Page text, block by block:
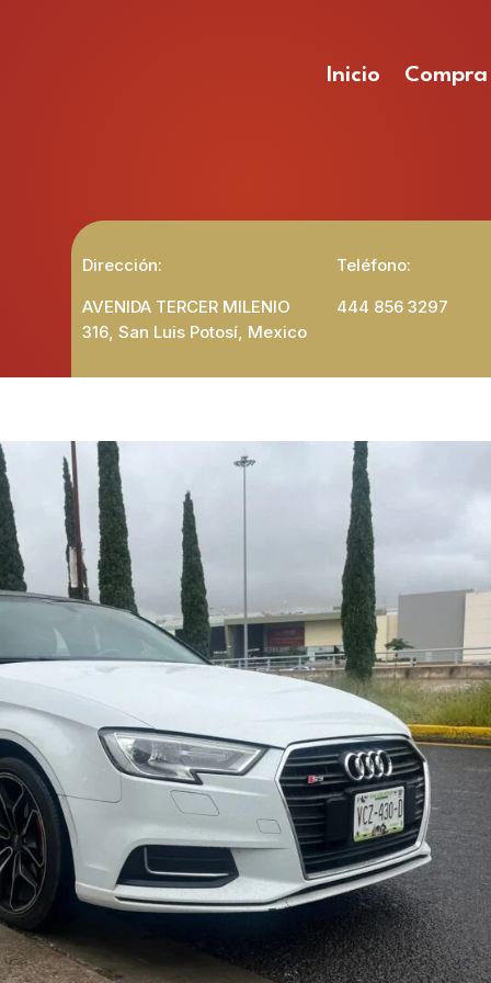
Inicio
Dirección:
AVENIDA TERCER MILENIO
316, San Luis Potosí, Mexico
Teléfono:
444 856 3297